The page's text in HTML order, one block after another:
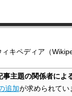
キペディア（
事主題の関係者によ
追加が求められてい